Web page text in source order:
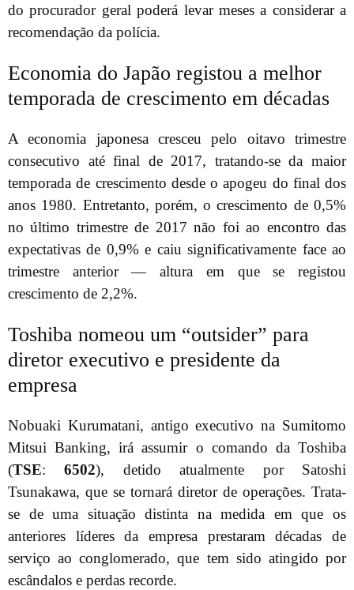
do procurador geral poderá levar meses a considerar a
recomendação da polícia.
Economia do Japão registou a melhor
temporada de crescimento em décadas
A economia japonesa cresceu pelo oitavo trimestre
consecutivo até final de 2017, tratando-se da maior
temporada de crescimento desde o apogeu do final dos
anos 1980. Entretanto, porém, o crescimento de 0,5%
no último trimestre de 2017 não foi ao encontro das
expectativas de 0,9% e caiu significativamente face ao
trimestre anterior — altura em que se registou
crescimento de 2,2%.
Toshiba nomeou um “outsider” para
diretor executivo e presidente da
empresa
Nobuaki Kurumatani, antigo executivo na Sumitomo
Mitsui Banking, irá assumir o comando da Toshiba
(TSE:6502), detido atualmente por Satoshi
Tsunakawa, que se tornará diretor de operações. Trata-
se de uma situação distinta na medida em que os
anteriores líderes da empresa prestaram décadas de
serviço ao conglomerado, que tem sido atingido por
escândalos e perdas recorde.